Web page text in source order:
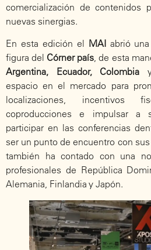
comercialización de contenidos
nuevas sinergias.
En esta edición el MAIabrió una
figura del Córner país, de esta
Argentina, Ecuador, Colombia
espacio en el mercado para
localizaciones, incentivos
coproducciones e impulsar a
participar en las conferencias
ser un punto de encuentro con
también ha contado con una
profesionales de República
Alemania, Finlandia y Japón.